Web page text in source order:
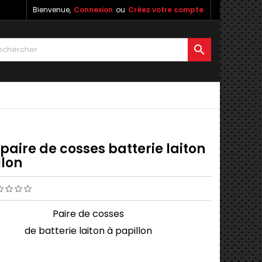
Bienvenue, Connexion ou Créez votre compte

paire de cosses batterie laiton
Paire de cosses
de batterie laiton à papillon